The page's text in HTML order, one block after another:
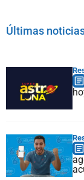
Últimas